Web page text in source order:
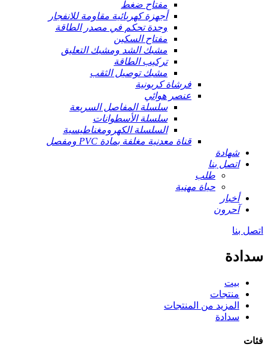
مفتاح ضغط
أجهزة كهربائية مقاومة للانفجار
وحدة تحكم في مصدر الطاقة
مفتاح السكين
مشبك الشد ومشبك التعليق
تركيب الطاقة
مشبك توصيل الثقب
فرشاة كربونية
عنصر هوائي
سلسلة المفاصل السريعة
سلسلة الأسطوانات
السلسلة الكهرومغناطيسية
قناة معدنية مغلفة بمادة PVC ومفصل
شهادة
اتصل بنا
طلب
حياة مهنية
أخبار
آحرون
اتصل بنا
سدادة
بيت
منتجات
المزيد من المنتجات
سدادة
فئات